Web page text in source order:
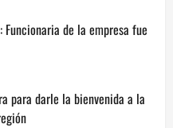
de la empresa fue
para darle la bienvenida a la